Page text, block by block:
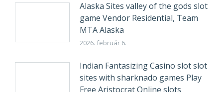
Alaska Sites valley of the gods slot
game Vendor Residential, Team
MTA Alaska
2026. február 6.
Indian Fantasizing Casino slot slot
sites with sharknado games Play
Free Aristocrat Online slots